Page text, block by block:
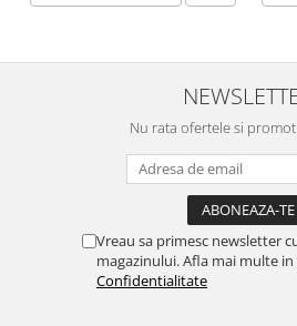
Nu rata ofertele si
Vreau sa primesc newsletter
magazinului. Afla mai multe in
Confidentialitate